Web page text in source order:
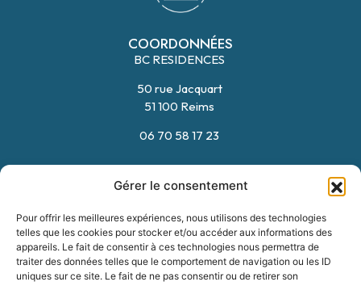
Gérer le consentement
Pour offrir les meilleures expériences, nous utilisons des technologies
telles que les cookies pour stocker et/ou accéder aux informations des
appareils. Le fait de consentir à ces technologies nous permettra de
traiter des données telles que le comportement de navigation ou les ID
uniques sur ce site. Le fait de ne pas consentir ou de retirer son
COORDONNÉES
BC RESIDENCES
50 rue Jacquart
51 100 Reims
06 70 58 17 23
HORAIRES
Du Lundi au Vendredi
09:00 – 12:00
14:00 – 18:00